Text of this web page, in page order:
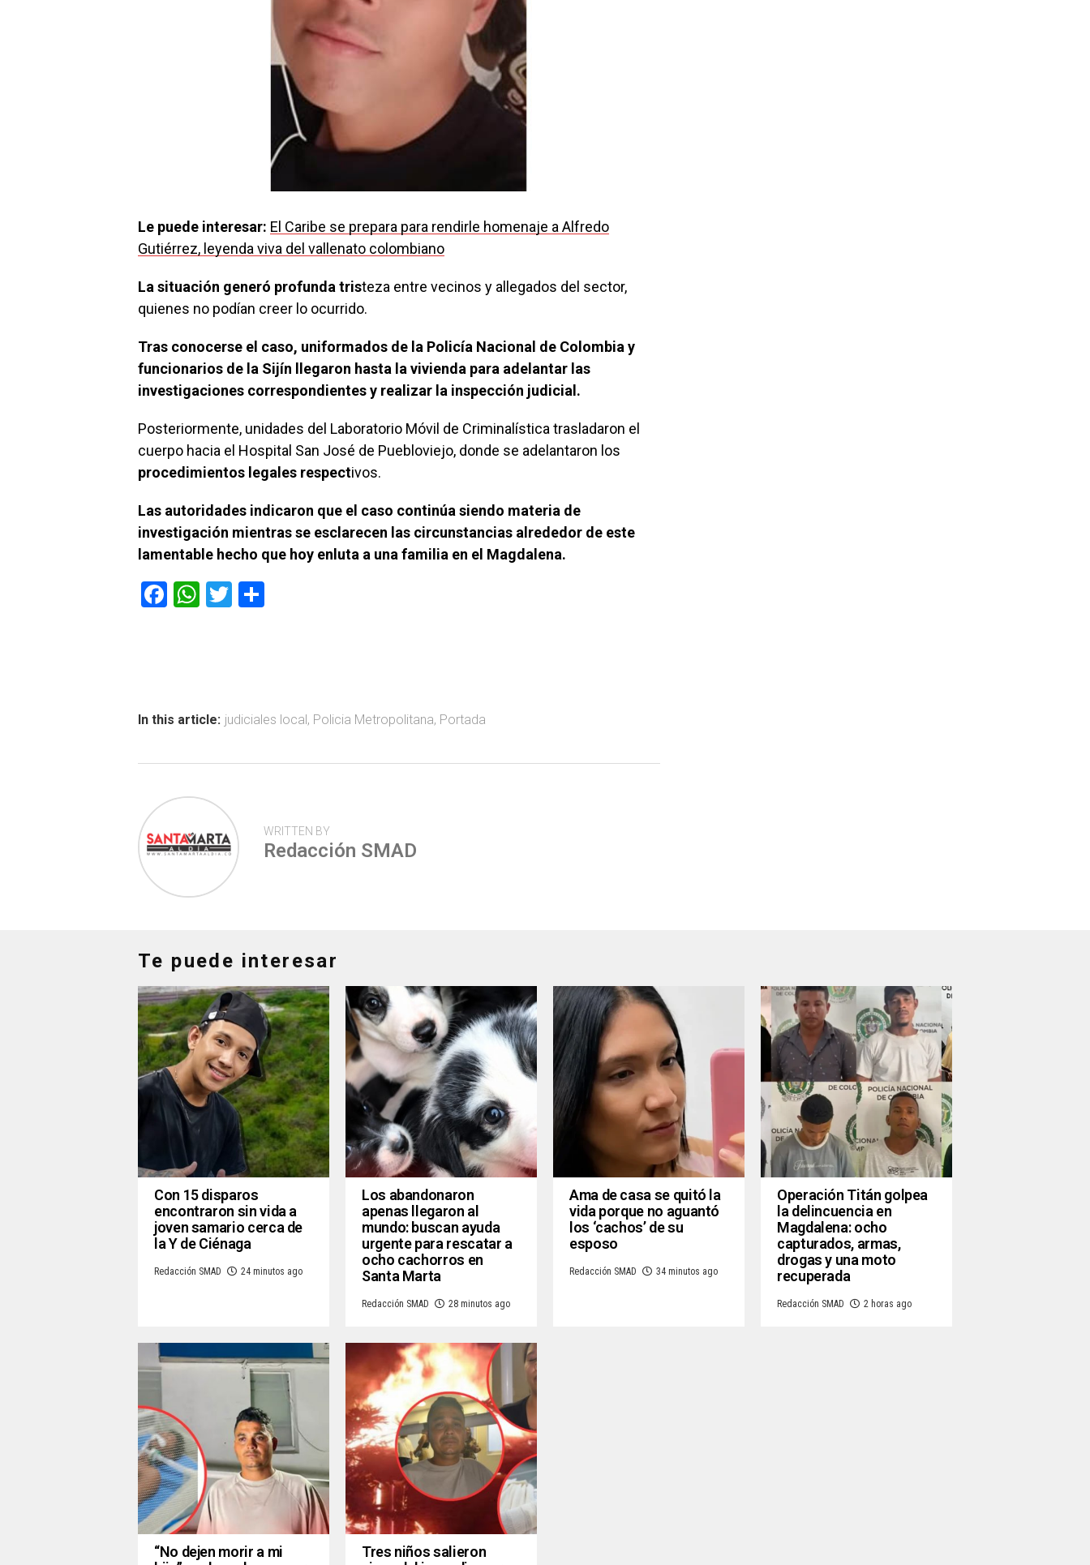
Le puede interesar: El Caribe se prepara para rendirle homenaje a Alfredo
Gutiérrez, leyenda viva del vallenato colombiano
La situación generó profunda tristeza entre vecinos y allegados del sector,
quienes no podían creer lo ocurrido.
Tras conocerse el caso, uniformados de la Policía Nacional de Colombia y
funcionarios de la Sijín llegaron hasta la vivienda para adelantar las
investigaciones correspondientes y realizar la inspección judicial.
Posteriormente, unidades del Laboratorio Móvil de Criminalística trasladaron el
cuerpo hacia el Hospital San José de Puebloviejo, donde se adelantaron los
procedimientos legales respectivos.
Las autoridades indicaron que el caso continúa siendo materia de
investigación mientras se esclarecen las circunstancias alrededor de este
lamentable hecho que hoy enluta a una familia en el Magdalena.
F
ok
W
p
T
tir
In this article: judiciales local, Policia Metropolitana, Portada
WRITTEN BY
Redacción SMAD
Te puede interesar
Con 15 disparos
encontraron sin vida a
joven samario cerca de
la Y de Ciénaga
Redacción SMAD 24 minutos ago
Los abandonaron
apenas llegaron al
mundo: buscan ayuda
urgente para rescatar a
ocho cachorros en
Santa Marta
Redacción SMAD 28 minutos ago
Ama de casa se quitó la
vida porque no aguantó
los ‘cachos’ de su
esposo
Redacción SMAD 34 minutos ago
Operación Titán golpea
la delincuencia en
Magdalena: ocho
capturados, armas,
drogas y una moto
recuperada
Redacción SMAD 2 horas ago
“No dejen morir a mi
Tres niños salieron